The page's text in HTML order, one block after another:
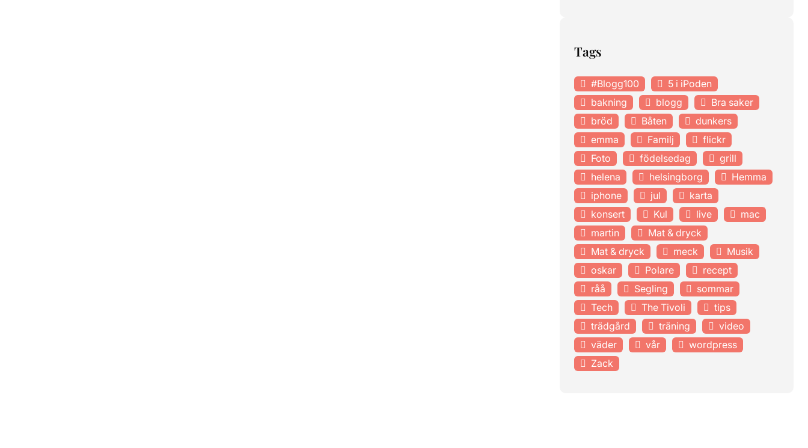
Tags
#Blogg100
5 i iPoden
bakning
blogg
Bra saker
bröd
Båten
dunkers
emma
Familj
flickr
Foto
födelsedag
grill
helena
helsingborg
Hemma
iphone
jul
karta
konsert
Kul live
mac
martin
Mat & dryck
Mat & dryck
meck
Musik
oskar
Polare
recept
råå
Segling
sommar
Tech
The Tivoli
tips
trädgård
träning
video
väder
vår
wordpress
Zack